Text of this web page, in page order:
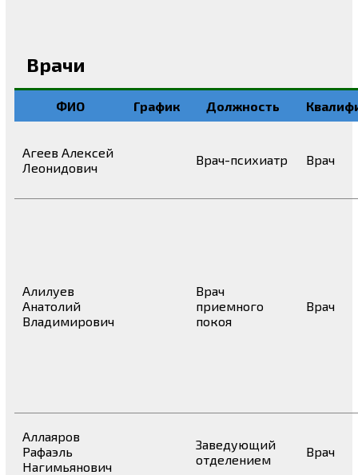
Врачи
ФИО График Должность
Агеев Алексей
Леонидович
Врач-психиатр Врач
Алилуев
Анатолий
Владимирович
Врач
приемного
покоя
Врач
Аллаяров
Рафаэль
Нагимьянович
Заведующий
отделением
Врач